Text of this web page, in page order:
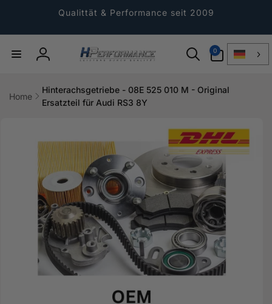
Qualittät & Performance seit 2009
Einloggen
0
Artikel
Home
Hinterachsgetriebe - 08E 525 010 M - Original
Ersatzteil für Audi RS3 8Y